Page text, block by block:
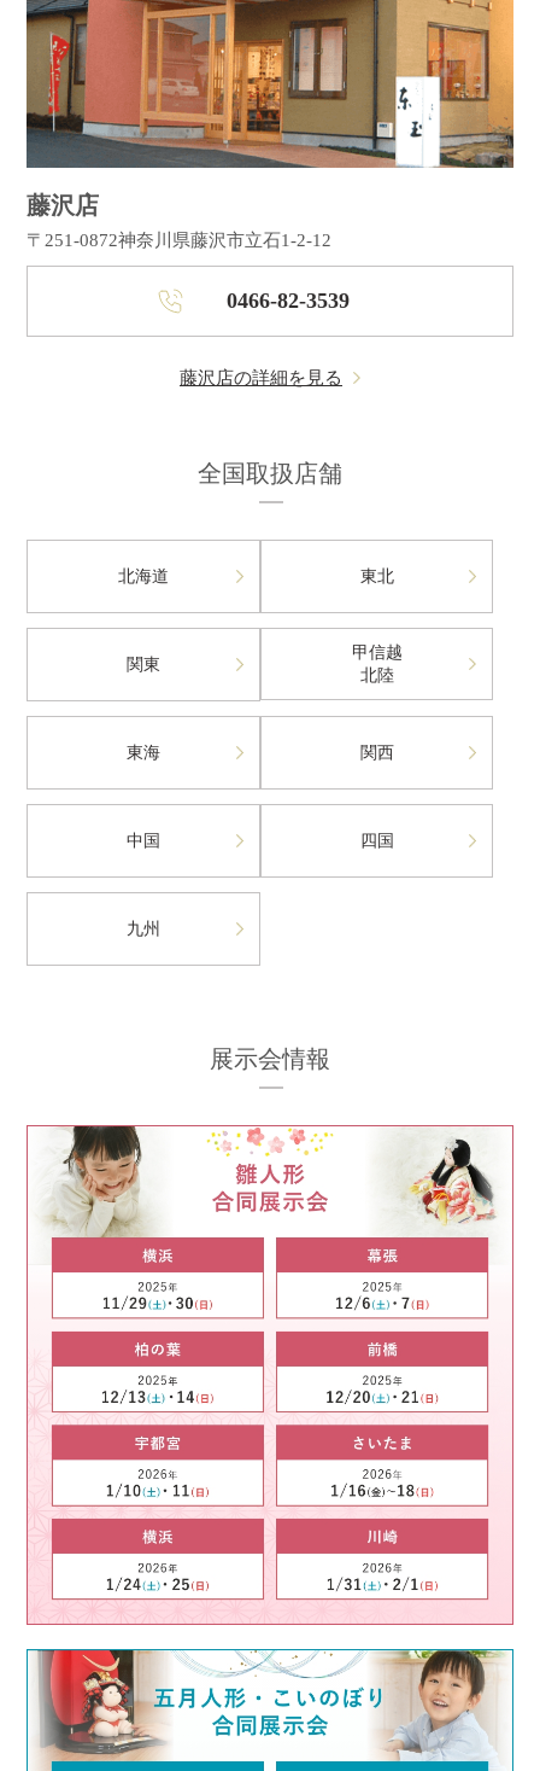
藤沢店
〒251-0872神奈川県藤沢市立石1-2-12
0466-82-3539
藤沢店の詳細を見る
全国取扱店舗
北海道 東北
関東
甲信越
北陸
東海 関西
中国 四国
九州
展示会情報